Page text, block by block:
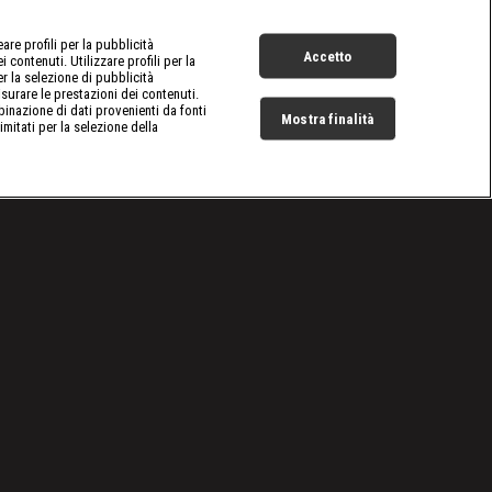
profili per la pubblicità
contenuti. Utilizzare profili per la
la selezione di pubblicità
le prestazioni dei contenuti.
di dati provenienti da fonti
per la selezione della
Accetto
Mostra finalità